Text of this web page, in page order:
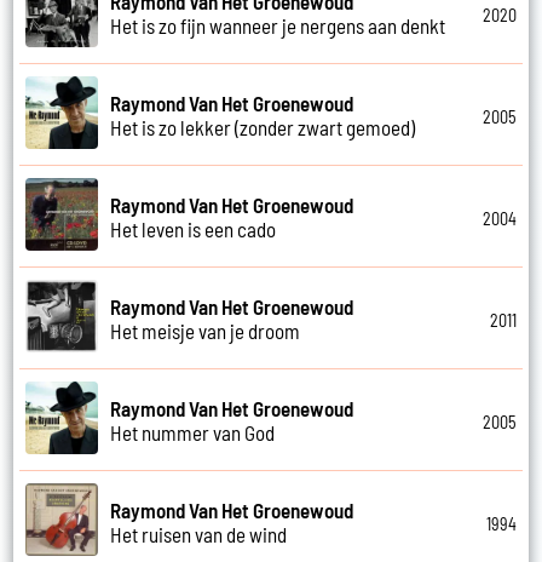
Het is zo fijn wanneer je nergens aan denkt
2020
Raymond Van Het Groenewoud
Het is zo lekker (zonder zwart gemoed)
2005
Raymond Van Het Groenewoud
Het leven is een cado
2004
Raymond Van Het Groenewoud
Het meisje van je droom
2011
Raymond Van Het Groenewoud
Het nummer van God
2005
Raymond Van Het Groenewoud
Het ruisen van de wind
1994